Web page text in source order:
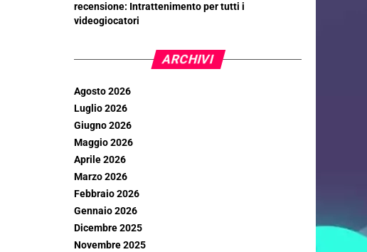
recensione: Intrattenimento per tutti i
videogiocatori
ARCHIVI
Agosto 2026
Luglio 2026
Giugno 2026
Maggio 2026
Aprile 2026
Marzo 2026
Febbraio 2026
Gennaio 2026
Dicembre 2025
Novembre 2025